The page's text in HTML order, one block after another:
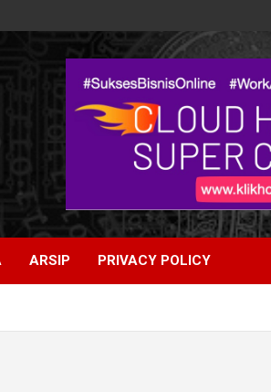
ARSIP PRIVACY POLICY